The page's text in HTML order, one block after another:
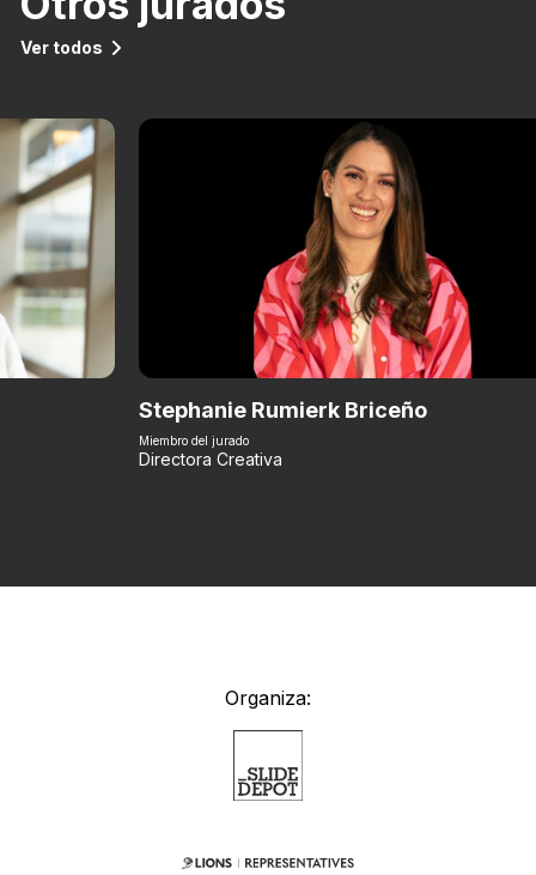
Ver todos
Stephanie Rumierk Briceño
Miembro del jurado
Directora Creativa
Organiza: